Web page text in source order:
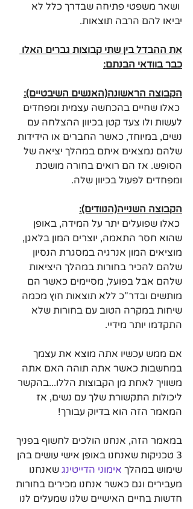
ושאר משפטי פתיחה שבדרך כלל לא
יביאו להם הרבה תוצאות.
את ההבדל בין שתי קבוצות גברים האלו
כבר בוודאי הבנתם:
הקבוצה הראשונה(האנשים השיבטיים):
כאלו שחיים בהכחשה עצמית ומפחדים
לעשות ולו צעד קטן בכיוון ההצלחה עם
נשים, במיוחד, כאשר החברים או הידידות
שלהם נמצאים איתם במהלך יציאה של
הסופש. אז הם רואים בחורה מושכת
ומפחדים לפעול בכיוון שלה.
הקבוצה השנייה(הנוודים):
כאלו שפועלים יתר על המידה, באופן
שהוא חסר התאמה, יוצרים המון בלאגן,
מוציאים המון אנרגיה במסגרת הנסיון
שלהם להכיר בחורות במהלך היציאות
שלהם אבל בפועל, מסיימים כאשר הם
מותשים ובדר"כ ללא תוצאות חוץ מכמה
שיחות במקרה הטוב עם בחורות שלא
התקדמו יותר מידיי.
אם ממש עכשיו אתה מוצא את עצמך
במחשבות כאשר אתה תוהה האם אתה
משוויך לאחת מן הקבוצות הללו...בהקשר
ליכולות התקשורת שלך עם נשים, אז
המאמר הזה הוא בדיוק עבורך!
במאמר הזה, אנחנו הולכים לחשוף בפניך
3 טכניקות שאנחנו באופן אישי עושים בהן
שימוש במהלך אימוני הדייטינג שאנחנו
מעבירים וגם כאשר אנחנו מכירים בחורות
חדשות בחיים האישיים שלנו שמעלים לנו